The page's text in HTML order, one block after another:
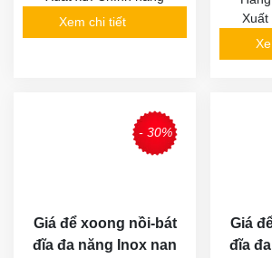
Xem chi tiết
Xuất
- 30%
Giá để xoong nồi-bát
đĩa đa năng Inox nan
Giá
đĩa